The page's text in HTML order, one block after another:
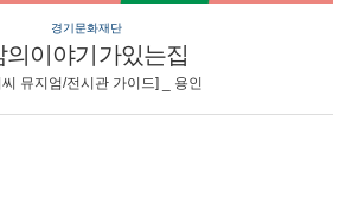
경기문화재단
의이야기가있는집
뮤지엄/전시관 가이드] _ 용인